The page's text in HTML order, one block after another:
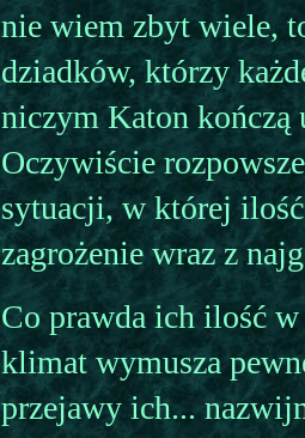
nie wiem zbyt wiele,
dziadków, którzy
niczym Katon kończą
Oczywiście
sytuacji, w której
zagrożenie wraz z
Co prawda ich ilość
klimat wymusza
przejawy ich...